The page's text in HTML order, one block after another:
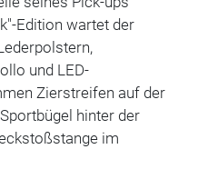
Edition wartet der
und LED-
Zierstreifen auf der
hinter der
im